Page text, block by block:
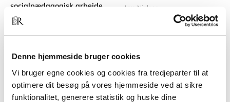
Denne hjemmeside bruger cookies
Vi bruger egne cookies og cookies fra tredjeparter til at
optimere dit besøg på vores hjemmeside ved at sikre
funktionalitet, generere statistik og huske dine
socialpædagogisk arbejde
Rikke Yde Tordrup
289,95 KR.
Jørn Nielsen
359,95 KR.